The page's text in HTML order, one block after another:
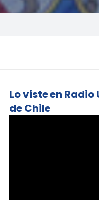
Lo viste en
de Chile